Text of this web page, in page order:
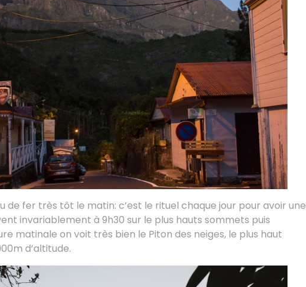
fer très tôt le matin: c’est le rituel chaque jour pour avoir une
invariablement à 9h30 sur le plus hauts sommets puis
matinale on voit très bien le Piton des neiges, le plus haut
d’altitude.